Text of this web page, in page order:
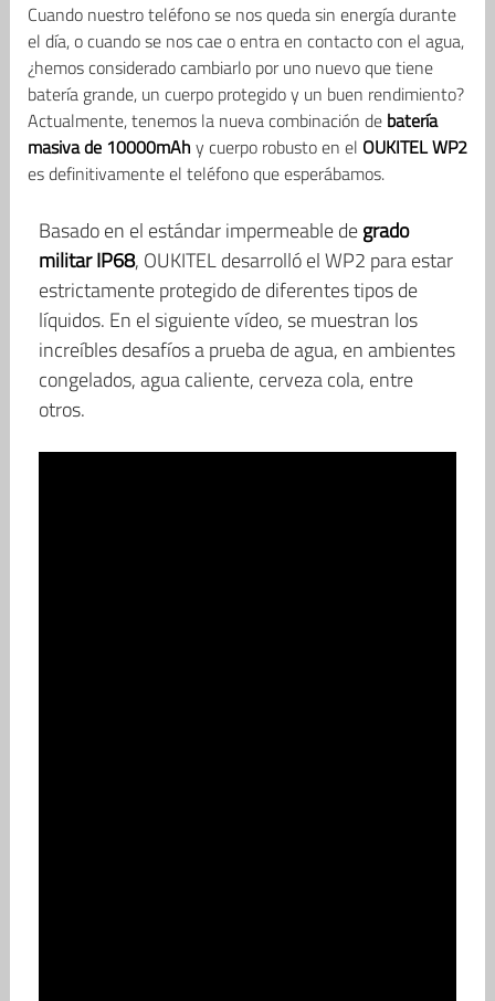
Cuando nuestro teléfono se nos queda sin energía durante
el día, o cuando se nos cae o entra en contacto con el agua,
¿hemos considerado cambiarlo por uno nuevo que tiene
batería grande, un cuerpo protegido y un buen rendimiento?
Actualmente, tenemos la nueva combinación de batería
masiva de 10000mAh y cuerpo robusto en el OUKITEL WP2
es definitivamente el teléfono que esperábamos.
Basado en el estándar impermeable degrado
militar IP68, OUKITEL desarrolló el WP2 para estar
estrictamente protegido de diferentes tipos de
líquidos. En el siguiente vídeo, se muestran los
increíbles desafíos a prueba de agua, en ambientes
congelados, agua caliente, cerveza cola, entre
otros.